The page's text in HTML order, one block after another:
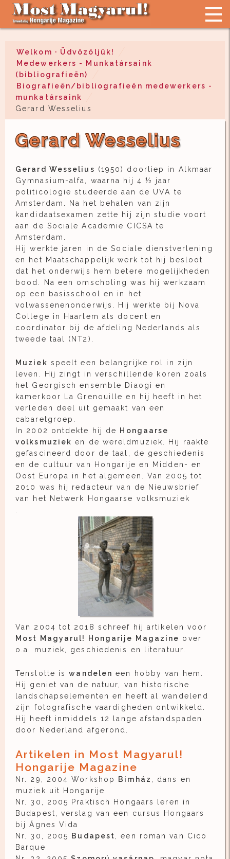
Welkom · Üdvözöljük!
Medewerkers - Munkatársaink
(bibliografieën)
Biografieën/bibliografieën medewerkers -
munkatársaink
Gerard Wesselius
Gerard Wesselius
Gerard Wesselius (1950) doorliep in Alkmaar
Gymnasium-alfa, waarna hij 4 ½ jaar
politicologie studeerde aan de UVA te
Amsterdam. Na het behalen van zijn
kandidaatsexamen zette hij zijn studie voort
aan de Sociale Academie CICSA te
Amsterdam.
Hij werkte jaren in de Sociale dienstverlening
en het Maatschappelijk werk tot hij besloot
dat het onderwijs hem betere mogelijkheden
bood. Na een omscholing was hij werkzaam
op een basisschool en in het
volwassenenonderwijs. Hij werkte bij Nova
College in Haarlem als docent en
coördinator bij de afdeling Nederlands als
tweede taal (NT2).
Muziek speelt een belangrijke rol in zijn
leven. Hij zingt in verschillende koren zoals
het Georgisch ensemble Diaogi en
kamerkoor La Grenouille en hij heeft in het
verleden deel uit gemaakt van een
cabaretgroep.
In 2002 ontdekte hij de Hongaarse
volksmuziek en de wereldmuziek. Hij raakte
gefascineerd door de taal, de geschiedenis
en de cultuur van Hongarije en Midden- en
Oost Europa in het algemeen. Van 2005 tot
2010 was hij redacteur van de Nieuwsbrief
van het Netwerk Hongaarse volksmuziek
Van 2004 tot 2018 schreef hij artikelen voor
Most Magyarul! Hongarije Magazine over
o.a. muziek, geschiedenis en literatuur.
Tenslotte iswandelen een hobby van hem.
Hij geniet van de natuur, van historische
landschapselementen en heeft al wandelend
zijn fotografische vaardigheden ontwikkeld.
Hij heeft inmiddels 12 lange afstandspaden
door Nederland afgerond.
Artikelen in Most Magyarul!
Hongarije Magazine
Nr. 29, 2004 Workshop Bimház
, dans en
muziek uit Hongarije
Nr. 30, 2005 Praktisch Hongaars leren in
Budapest, verslag van een cursus Hongaars
bij Ágnes Vida
Nr. 30, 2005
Budapest
, een roman van Cico
Barque